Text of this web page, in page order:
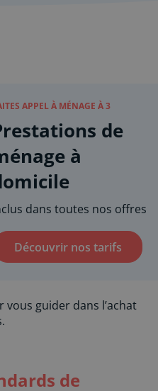
APPEL À MÉNAGE À 3
de
à
dans toutes nos offres
Découvrir nos tarifs
guider dans l’achat
de